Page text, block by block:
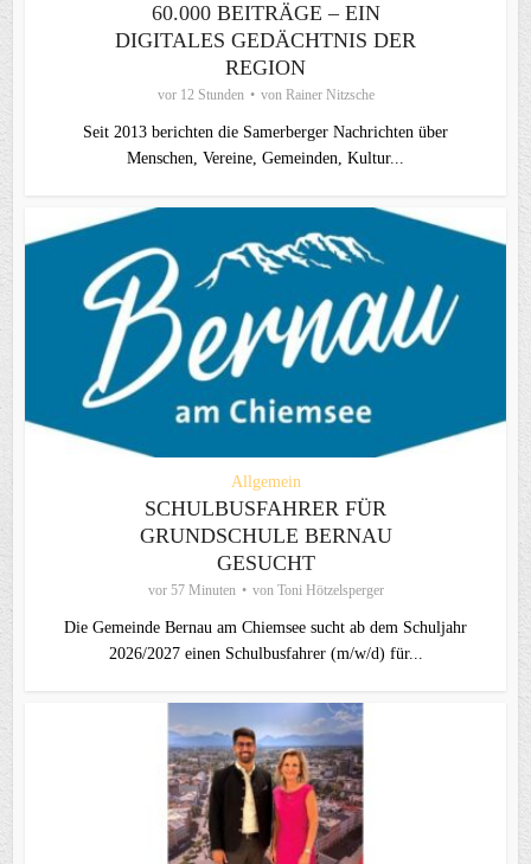
60.000 BEITRÄGE – EIN
DIGITALES GEDÄCHTNIS DER
REGION
vor 12 Stunden von Rainer Nitzsche
Seit 2013 berichten die Samerberger Nachrichten über
Menschen, Vereine, Gemeinden, Kultur...
Allgemein
SCHULBUSFAHRER FÜR
GRUNDSCHULE BERNAU
GESUCHT
vor 57 Minuten von Toni Hötzelsperger
Die Gemeinde Bernau am Chiemsee sucht ab dem Schuljahr
2026/2027 einen Schulbusfahrer (m/w/d) für...